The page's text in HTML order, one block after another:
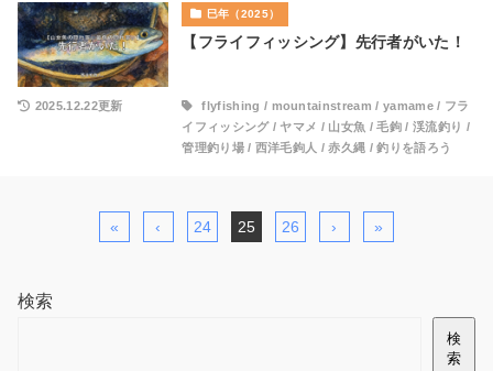
巳年（2025）
【フライフィッシング】先行者がいた！
2025.12.22更新 flyfishing / mountainstream / yamame/ フラ
イフィッシング/ ヤマメ / 山女魚 /毛鉤 / 渓流釣り /
管理釣り場/ 西洋毛鉤人 /赤久縄 /釣りを語ろう
« ‹ 24 25 26 › »
検索
検
索